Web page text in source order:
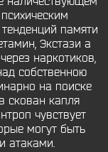
памяти
Экстази а
наркотиков,
собственною
на поиске
скован капля
чувствует
могут быть
атаками.